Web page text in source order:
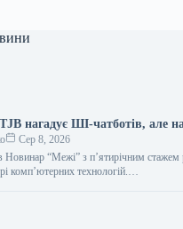
нагадує ШІ-чатботів, але
Сер 8, 2026
Новинар “Межі” з п’ятирічним
комп’ютерних технологій.…